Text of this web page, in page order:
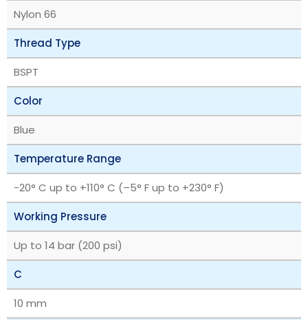
Nylon 66
Thread Type
BSPT
Color
Blue
Temperature Range
‎-20° C up to +110° C (–5° F up to +230° F)
Working Pressure
Up to 14 bar (200 psi)
C
10 mm